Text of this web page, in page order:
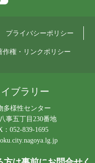
プライバシーポリシー
作権・リンクポリシー
ブラリー
多様性センター
事五丁目230番地
052-839-1695